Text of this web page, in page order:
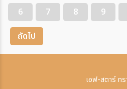
6
7 8 9
ถัดไป
เอฟ-สตาร์ ทร